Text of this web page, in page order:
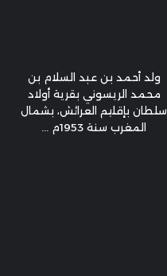
ولد أحمد بن عبد السلام بن
محمد الريسوني بقرية أولاد
سلطان بإقليم العرائش، بشمال
المغرب سنة 1953م ...